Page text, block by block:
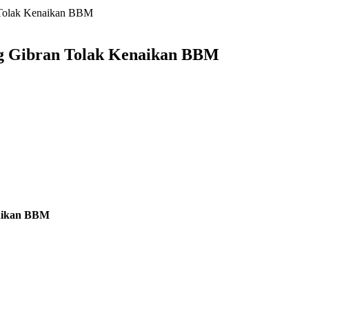
Kenaikan BBM
Gibran Tolak Kenaikan BBM
BBM